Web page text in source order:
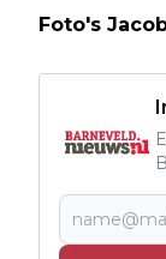
Foto's